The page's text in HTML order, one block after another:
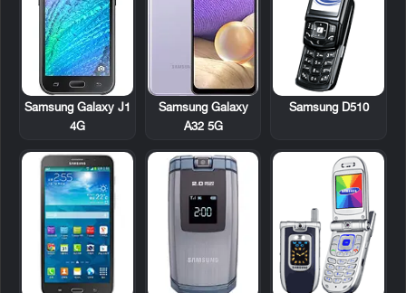
Samsung D510
Samsung Galaxy
A32 5G
Samsung Galaxy J1
4G